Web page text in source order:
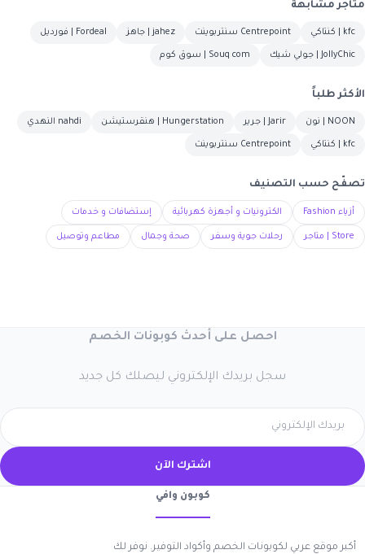
متاجر مشابهة
kfc | كنتاكي Centrepoint سنتربوينت jahez | جاهز Fordeal | فورديل
JollyChic | جولي شيك Souq com | سوق كوم
الأكثر طلباً
NOON | نون Jarir | جرير Hungerstation | هنقرستيشن nahdi النهدي
kfc | كنتاكي Centrepoint سنتربوينت
تصفّح حسب التصنيف
أزياء Fashion الكترونيات و أجهزة كهربائية إستضافات و خدمات
Store | متاجر رحلات جوية وسفر صحة وجمال مطاعم وتوصيل
احصل على أحدث كوبونات الخصم
سجل بريدك الإلكتروني ليصلك كل جديد
اشترك الآن
كوبون وافي
أكبر موقع عربي لكوبونات الخصم وأكواد التوفير. نوفر لك